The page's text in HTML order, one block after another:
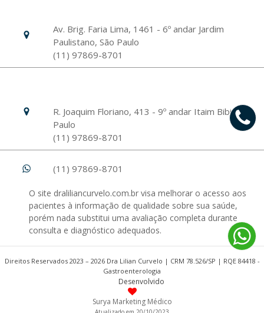
Av. Brig. Faria Lima, 1461 - 6º andar Jardim
Paulistano, São Paulo
(11) 97869-8701
R. Joaquim Floriano, 413 - 9º andar Itaim Bibi, São
Paulo
(11) 97869-8701
(11) 97869-8701
O site draliliancurvelo.com.br visa melhorar o acesso aos
pacientes à informação de qualidade sobre sua saúde,
porém nada substitui uma avaliação completa durante
consulta e diagnóstico adequados.
Direitos Reservados 2023 – 2026 Dra Lilian Curvelo | CRM 78.526/SP | RQE 84418 -
Gastroenterologia
Desenvolvido
Surya Marketing Médico